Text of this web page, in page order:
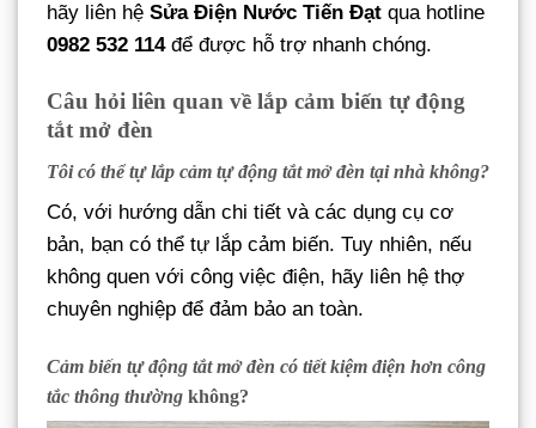
hãy liên hệ Sửa Điện Nước Tiến Đạt qua hotline
0982 532 114để được hỗ trợ nhanh chóng.
Câu hỏi liên quan về lắp cảm biến tự động
tắt mở đèn
Tôi có thể tự lắp cảm tự động tắt mở đèn tại nhà không?
Có, với hướng dẫn chi tiết và các dụng cụ cơ
bản, bạn có thể tự lắp cảm biến. Tuy nhiên, nếu
không quen với công việc điện, hãy liên hệ thợ
chuyên nghiệp để đảm bảo an toàn.
Cảm biến tự động tắt mở đèn có tiết kiệm điện hơn công
tắc thông thường không?